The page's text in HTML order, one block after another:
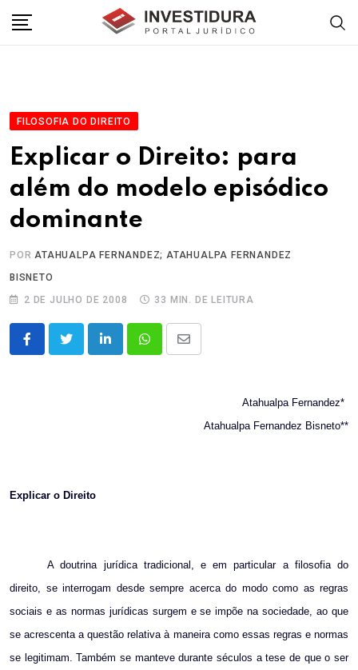
FILOSOFIA DO DIREITO
Explicar o Direito: para
além do modelo episódico
dominante
PORATAHUALPA FERNANDEZ; ATAHUALPA FERNANDEZ
BISNETO
2 DE JULHO DE 2008
33 MIN. DE LEITURA
LinkedInWhatsappShare
Atahualpa Fernandez*
Atahualpa Fernandez Bisneto**
Explicar o Direito
A doutrina jurídica tradicional, e em particular a filosofia do
direito, se interrogam desde sempre acerca do modo como as regras
sociais e as normas jurídicas surgem e se impõe na sociedade, ao que
se acrescenta a questão relativa à maneira como essas regras e normas
se legitimam. Também se manteve durante séculos a tese de que o ser